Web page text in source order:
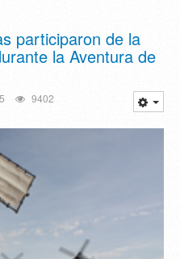
participaron de la
la Aventura de
9402